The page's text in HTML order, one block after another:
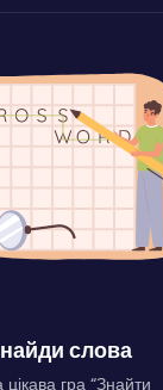
слова
гра “Знайти